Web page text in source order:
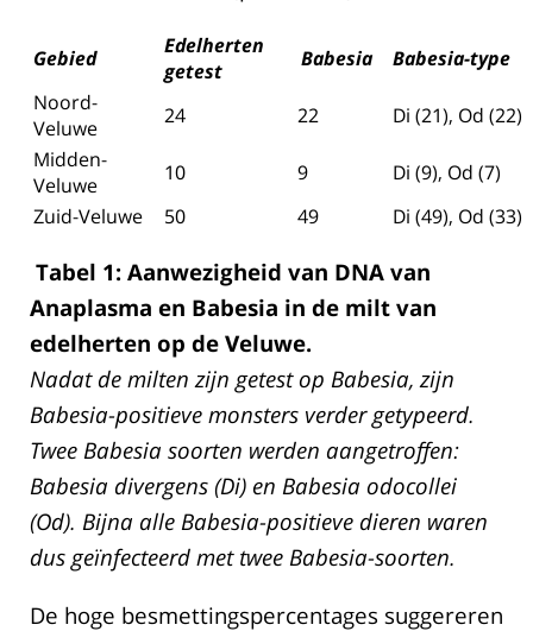
Gebied
Edelherten
getest
Babesia
Babesia-type
Noord-
Veluwe
24 22
Di (21), Od (22)
Midden-
Veluwe
10 9
Di (9), Od (7)
Zuid-Veluwe
50 49 Di (49), Od (33)
Tabel 1: Aanwezigheid van DNA van
Anaplasma en Babesia in de milt van
edelherten op de Veluwe.
Nadat de milten zijn getest op Babesia, zijn
Babesia-positieve monsters verder getypeerd.
Twee Babesia soorten werden aangetroffen:
Babesia divergens (Di) en Babesia odocollei
(Od). Bijna alle Babesia-positieve dieren waren
dus geïnfecteerd met twee Babesia-soorten.
De hoge besmettingspercentages suggereren